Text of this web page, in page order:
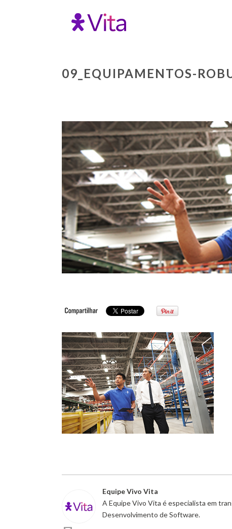
09_EQUIPAMENTOS-
Equipe Vivo Vita
A Equipe Vivo Vita é especialista em
Desenvolvimento de Software.